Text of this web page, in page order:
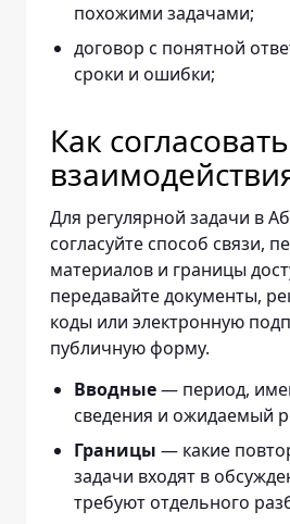
похожими задачами;
договор с понятной
сроки и ошибки;
Как
Для регулярной задачи в
согласуйте способ связи,
материалов и границы
передавайте документы,
коды или электронную
публичную форму.
Вводные — период,
сведения и ожидаемый
Границы — какие
задачи входят в
требуют отдельного